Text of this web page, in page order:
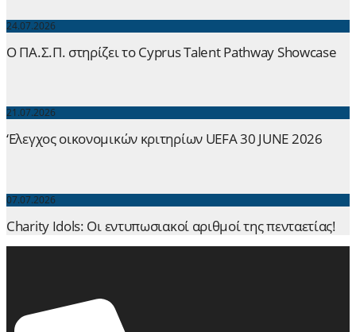
24.07.2026
Ο ΠΑ.Σ.Π. στηρίζει το Cyprus Talent Pathway Showcase
21.07.2026
‘Ελεγχος οικονομικών κριτηρίων UEFA 30 JUNE 2026
07.07.2026
Charity Idols: Οι εντυπωσιακοί αριθμοί της πενταετίας!